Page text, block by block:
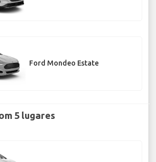
Ford Mondeo Estate
5 lugares